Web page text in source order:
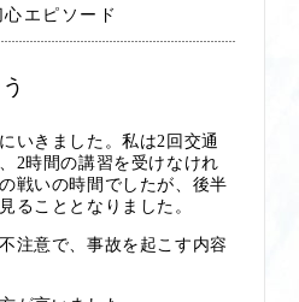
エピソード
いきました。私は2 回交通
2時間の講習を受けなけれ
戦いの時間でしたが、後半
ることとなりました。
注意で、事故を起こす内容